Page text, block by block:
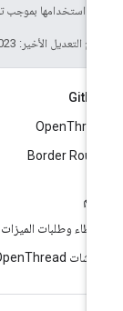
استخدامها بموجب
الأخير: 2023-12-01 (حسب التوقيت العالمي المتفَّق عليه)
Border
وطلبات الميزات